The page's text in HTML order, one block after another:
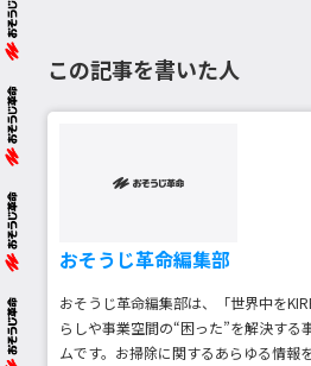
この記事を書いた人
おそうじ革命編集部
おそうじ革命編集部は、「世界中を
らしや事業空間の“困った”を解決する
ムです。お掃除に関するあらゆる情報